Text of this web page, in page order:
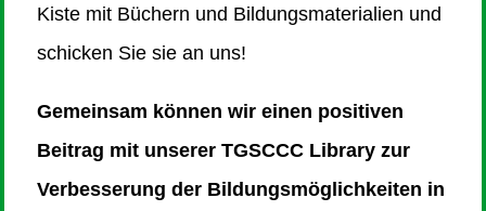
Kiste mit Büchern und Bildungsmaterialien und
schicken Sie sie an uns!
Gemeinsam können wir einen positiven
Beitrag mit unserer TGSCCC Library zur
Verbesserung der Bildungsmöglichkeiten in